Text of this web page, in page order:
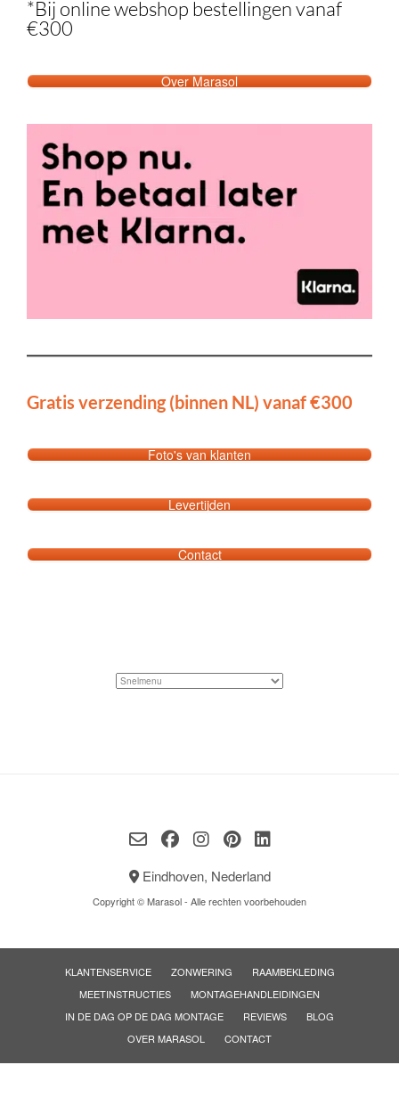
*Bij online webshop bestellingen vanaf
€300
Over Marasol
Gratis verzending (binnen NL) vanaf €300
Foto's van klanten
Levertijden
Contact
Eindhoven, Nederland
Copyright © Marasol - Alle rechten voorbehouden
KLANTENSERVICE ZONWERING
RAAMBEKLEDING
MEETINSTRUCTIES
MONTAGEHANDLEIDINGEN
IN DE DAG OP DE DAG MONTAGE
REVIEWS
BLOG
OVER MARASOL
CONTACT